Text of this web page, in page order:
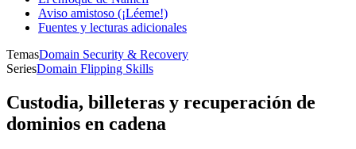
Aviso amistoso (¡Léeme!)
Fuentes y lecturas adicionales
TemasDomain Security & Recovery
SeriesDomain Flipping Skills
Custodia, billeteras y recuperación de
dominios en cadena